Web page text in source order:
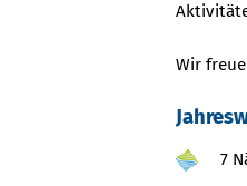
Wir
7